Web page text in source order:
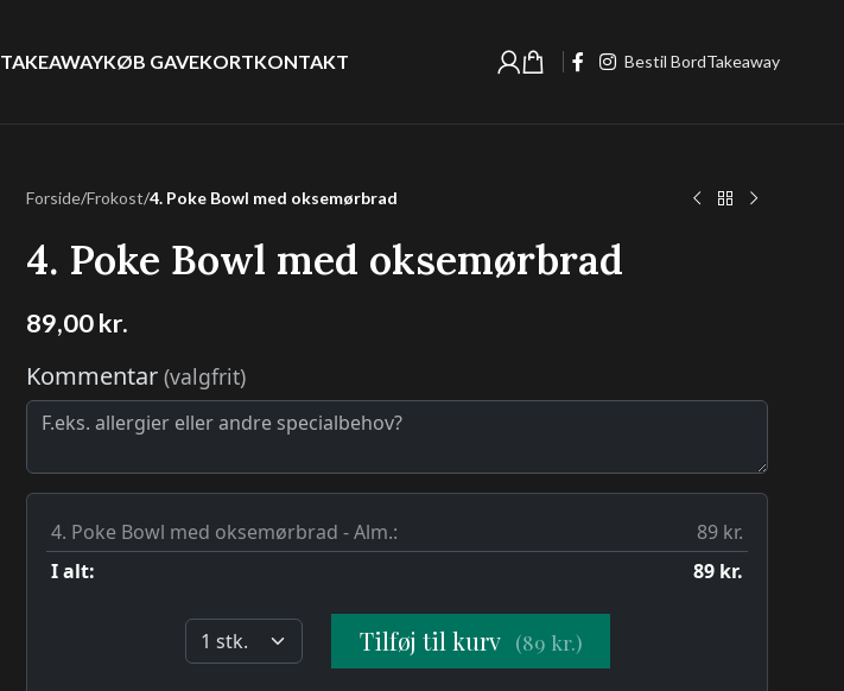
TAKEAWAYKØB GAVEKORTKONTAKT Bestil BordTakeaway
Forside/Frokost/4. Poke Bowl med oksemørbrad
4. Poke Bowl med oksemørbrad
89,00kr.